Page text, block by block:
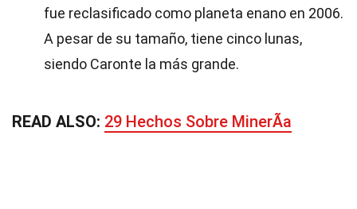
fue reclasificado como planeta enano en 2006.
A pesar de su tamaño, tiene cinco lunas,
siendo Caronte la más grande.
READ ALSO: 29 Hechos Sobre MinerÃ­a